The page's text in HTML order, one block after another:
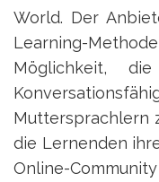
World. Der
Learning-
Möglichkeit,
Muttersprachlern
die Lernenden
Online-